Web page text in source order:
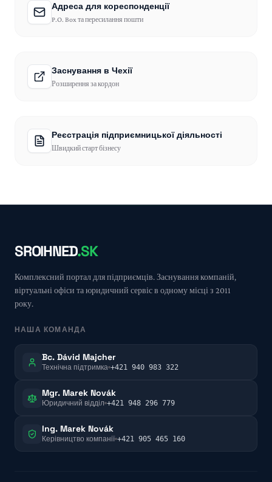
Адреса для кореспонденції
P.O. Box та пересилання пошти
Заснування в Чехії
Розширення за кордон
Реєстрація підприємницької діяльності
Швидкий старт бізнесу
SROIHNED.SK
Комплексний портал для підприємців. Заснування компаній,
віртуальні офіси та юридичний сервіс в одному місці з 2011
року.
НАША КОМАНДА
Bc. Dávid Majcher
Технічна підтримка +421 940 983 322
Mgr. Marek Novák
Юридичний відділ +421 948 296 779
Ing. Marek Novák
Керівництво компанії +421 905 465 160